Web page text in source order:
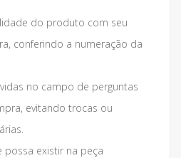
do produto com seu
conferindo a numeração da
no campo de perguntas
evitando trocas ou
existir na peça